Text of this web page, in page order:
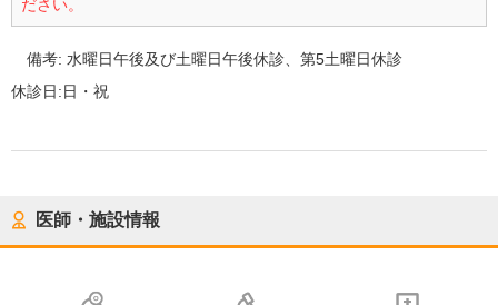
ださい。
備考:水曜日午後及び土曜日午後休診、第5土曜日休診
休診日:日・祝
医師・施設情報